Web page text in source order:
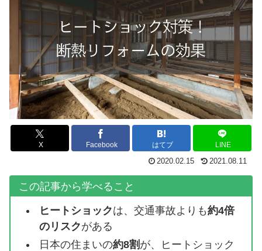
X Facebook はてブ LINE
2020.02.15 2021.08.11
この記事から学べること
ヒートショックは、交通事故よりも約4倍
のリスクがある
日本の住まいの約8割 が、ヒートショック